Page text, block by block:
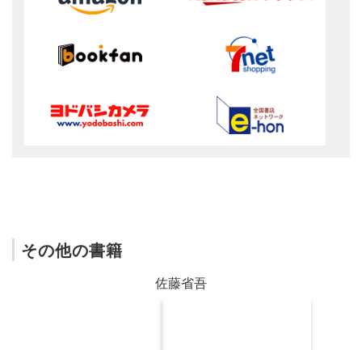
その他の書籍
佐藤省吾